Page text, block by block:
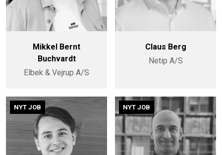
Mikkel Bernt
Buchvardt
Elbek & Vejrup A/S
Claus Berg
Netip A/S
NYT JOB NYT JOB